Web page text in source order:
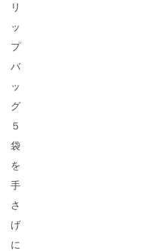
リ
ッ
プ
バ
ッ
グ
５
袋
を
手
さ
げ
に